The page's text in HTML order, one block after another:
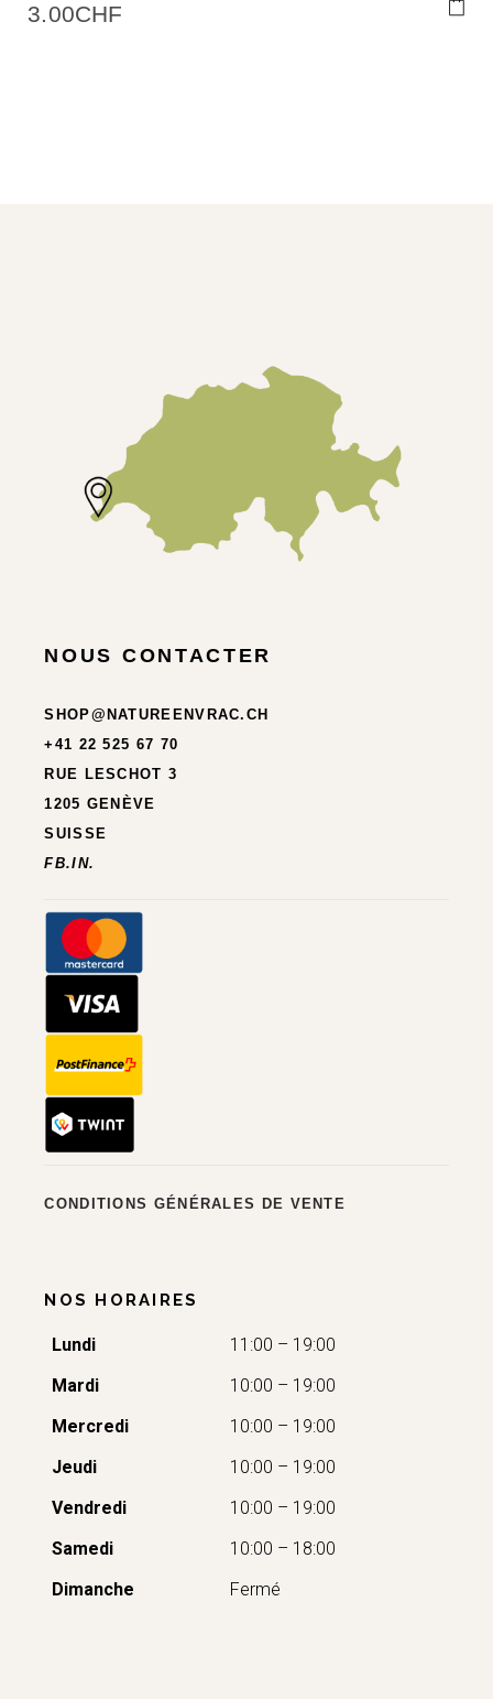
3.00CHF
NOUS CONTACTER
SHOP@NATUREENVRAC.CH
+41 22 525 67 70
RUE LESCHOT 3
1205 GENÈVE
SUISSE
FB.IN.
CONDITIONS GÉNÉRALES DE VENTE
NOS HORAIRES
Lundi
11:00 – 19:00
Mardi
10:00 – 19:00
Mercredi
10:00 – 19:00
Jeudi
10:00 – 19:00
Vendredi
10:00 – 19:00
Samedi
10:00 – 18:00
Dimanche
Fermé